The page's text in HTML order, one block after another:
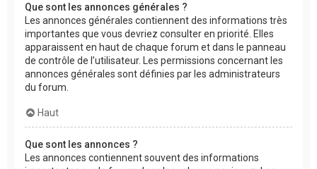
Que sont les annonces générales ?
Les annonces générales contiennent des informations très
importantes que vous devriez consulter en priorité. Elles
apparaissent en haut de chaque forum et dans le panneau
de contrôle de l’utilisateur. Les permissions concernant les
annonces générales sont définies par les administrateurs
du forum.
Haut
Que sont les annonces ?
Les annonces contiennent souvent des informations